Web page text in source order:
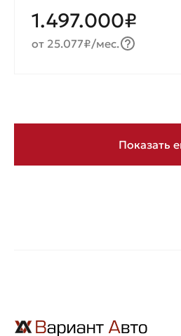
1.497.000₽
от 25.077₽/мес.
Показать